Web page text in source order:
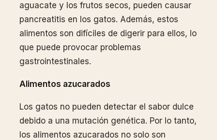
aguacate y los frutos secos, pueden causar
pancreatitis en los gatos. Además, estos
alimentos son difíciles de digerir para ellos, lo
que puede provocar problemas
gastrointestinales.
Alimentos azucarados
Los gatos no pueden detectar el sabor dulce
debido a una mutación genética. Por lo tanto,
los alimentos azucarados no solo son